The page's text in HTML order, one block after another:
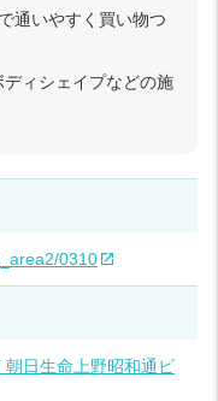
通いやすく買い物つ
ィシェイプなどの施
0310
日生命上野昭和通ビ